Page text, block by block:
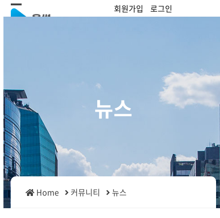
Skip
to
회원가입 로그인
Open
Close
뉴스
Home 커뮤니티 뉴스